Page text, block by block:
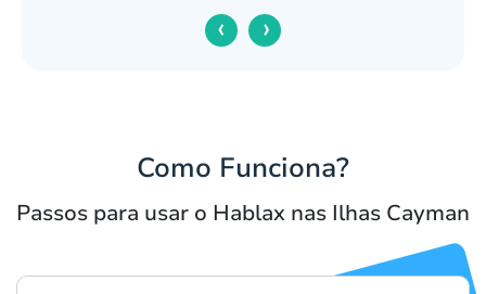
‹ ›
Como Funciona?
Passos para usar o Hablax nas Ilhas Cayman